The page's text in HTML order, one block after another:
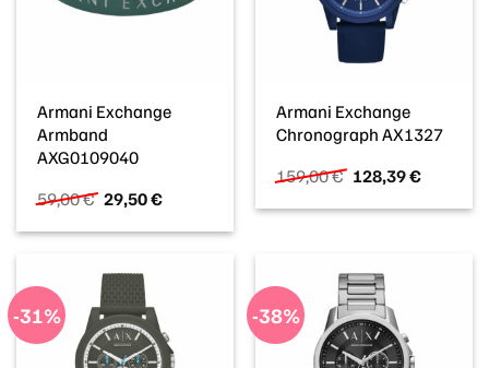
Armani Exchange
Armband
AXG0109040
59,00€ Ursprünglicher
Preis
war:
29,50€Aktueller
ist:
Armani Exchange
Chronograph AX1327
159,00€ Ursprünglicher
Preis
war:
128,39€Aktueller
ist:
-31% -38%